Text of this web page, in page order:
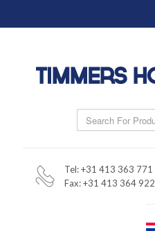
Tel: +31 413 363 771
Fax: +31 413 364 922